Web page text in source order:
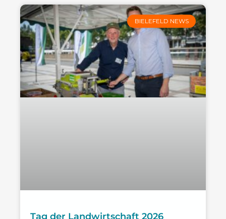
BIELEFELD NEWS
Tag der Landwirtschaft 2026